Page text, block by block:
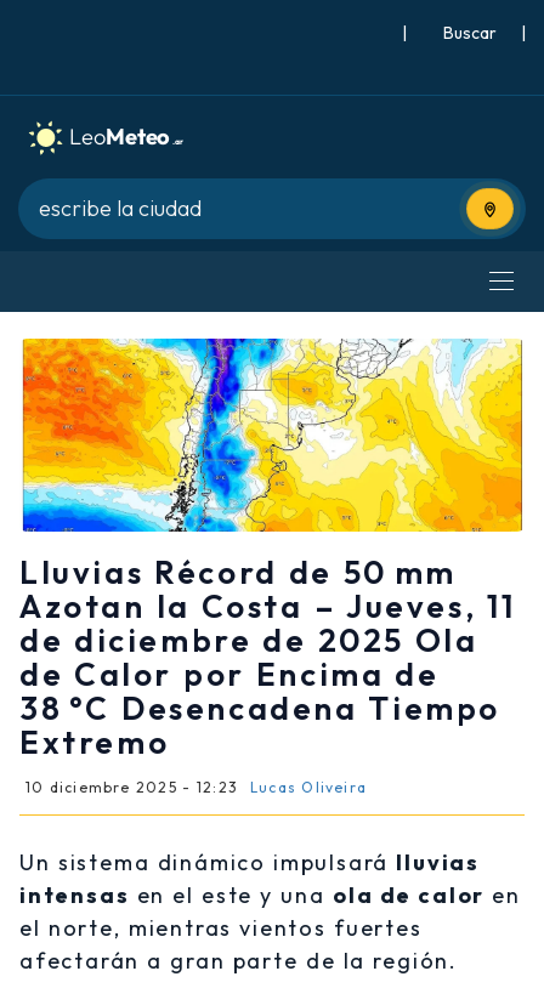
| |
Usa tu
Lluvias Récord de 50 mm
Azotan la Costa – Jueves, 11
de diciembre de 2025 Ola
de Calor por Encima de
38 °C Desencadena Tiempo
Extremo
10 diciembre 2025 - 12:23 Lucas Oliveira
Un sistema dinámico impulsará lluvias
intensas en el este y una ola de calor en
el norte, mientras vientos fuertes
afectarán a gran parte de la región.